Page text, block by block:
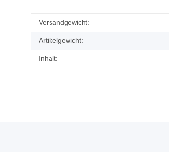
Produkteigenschaft
Wert
Versandgewicht:
Artikelgewicht:
Inhalt: